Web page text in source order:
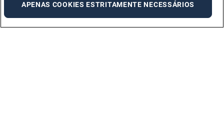
APENAS COOKIES ESTRITAMENTE NECESSÁRIOS